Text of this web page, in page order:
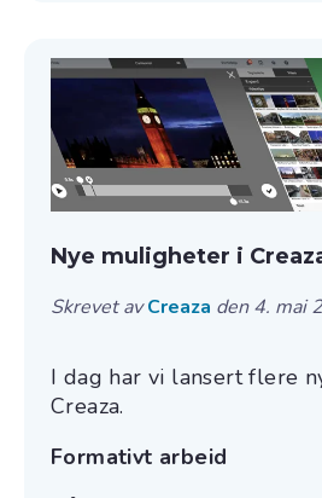
Nye muligheter i
Skrevet avCreaza den 4. mai
I dag har vi lansert flere
Creaza.
Formativt arbeid